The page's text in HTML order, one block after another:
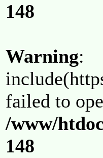
148
Warning:
failed to
/www/
148